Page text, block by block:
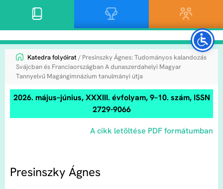
Katedra folyóirat/ Presinszky Ágnes: Tudományos kalandozás
Svájcban és Franciaországban A dunaszerdahelyi Magyar
Tannyelvű Magángimnázium tanulmányi útja
2026. május–június, XXXIII. évfolyam, 9–10. szám, ISSN
2729-9066
A cikk letöltése PDF formátumban
Presinszky Ágnes